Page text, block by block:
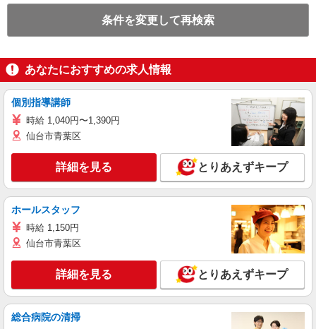
条件を変更して再検索
あなたにおすすめの求人情報
個別指導講師
時給 1,040円〜1,390円
仙台市青葉区
詳細を見る とりあえずキープ
ホールスタッフ
時給 1,150円
仙台市青葉区
詳細を見る とりあえずキープ
総合病院の清掃